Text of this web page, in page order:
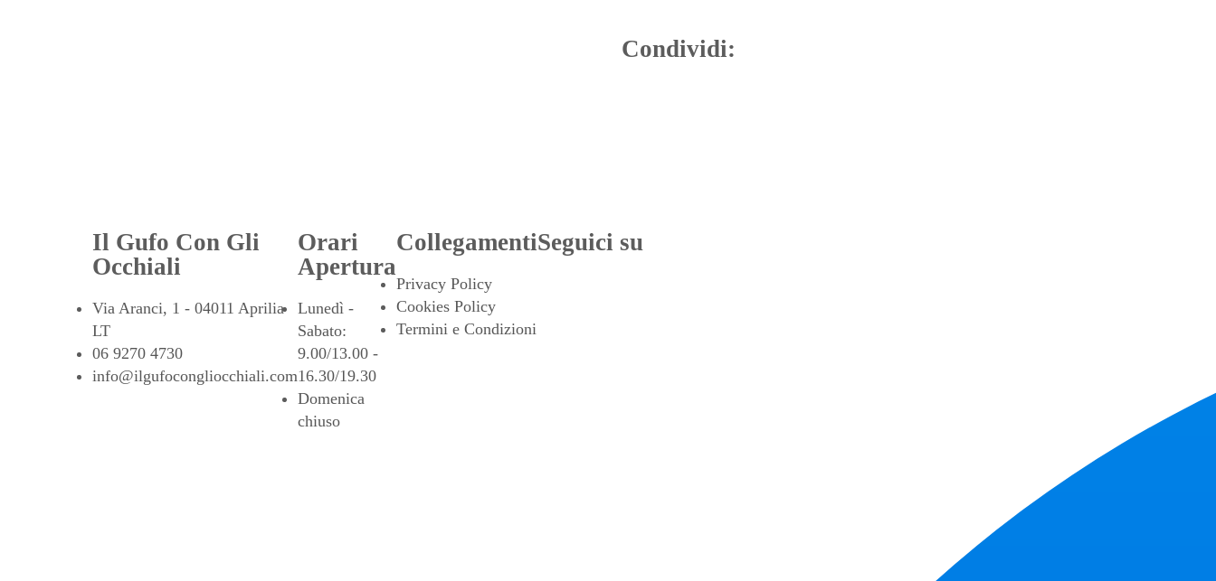
Condividi:
Il Gufo Con Gli
Occhiali
Via Aranci, 1 - 04011 Aprilia
LT
06 9270 4730
info@ilgufocongliocchiali.com
Orari
Apertura
Lunedì -
Sabato:
9.00/13.00 -
16.30/19.30
Domenica
chiuso
Collegamenti
Privacy Policy
Cookies Policy
Termini e Condizioni
Seguici su